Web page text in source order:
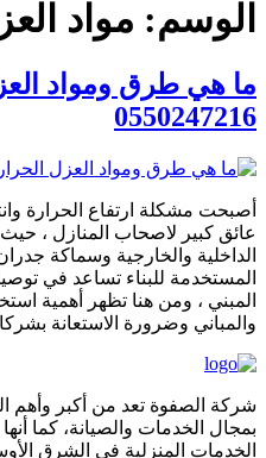
الوسم: مواد
ما هي طرق ومواد
0550247216
أصبحت مشكلة ارتفاع الحرارة
عائق كبير لاصحاب المنازل ،
الداخلية والخارجية وسماكة
المستخدمة للبناء تساعد في
المبني ، ومن هنا تظهر أهمية
والمباني وضرورة الاستعانة
شركة الصفوة تعد من أكبر وأهم
بمجال الخدمات والصيانة، كما
الخدمات المنزلية في الشرق